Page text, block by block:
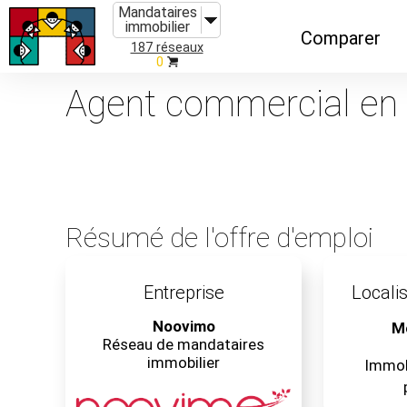
Mandataires
immobilier
187 réseaux
0
Comparer
Caractéristiques
Organismes de
Agent commercial
Résumé de l'offre d'emploi
Entreprise
Noovimo
Réseau de mandataires
immobilier